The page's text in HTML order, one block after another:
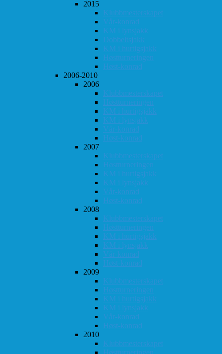
2015
Klubbmesterskapet
Vår-konrad
KM i lynsjakk
Dobbeltsjakk
KM i hurtigsjakk
Høstturneringen
Høst-konrad
2006-2010
2006
Klubbmesterskapet
Høstturneringen
KM i hurtigsjakk
KM i lynsjakk
Vår-konrad
Høst-konrad
2007
Klubbmesterskapet
Høstturneringen
KM i hurtigsjakk
KM i lynsjakk
Vår-konrad
Høst-konrad
2008
Klubbmesterskapet
Høstturneringen
KM i hurtigsjakk
KM i lynsjakk
Vår-konrad
Høst-konrad
2009
Klubbmesterskapet
Høstturneringen
KM i hurtigsjakk
KM i lynsjakk
Vår-konrad
Høst-konrad
2010
Klubbmesterskapet
Høstturneringen